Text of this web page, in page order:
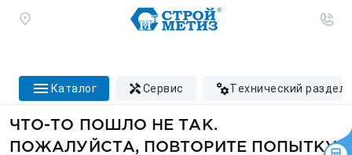
каталог сервис технический раздел
ЧТО-ТО ПОШЛО НЕ ТАК.
ПОЖАЛУЙСТА, ПОВТОРИТЕ ПОПЫТКУ